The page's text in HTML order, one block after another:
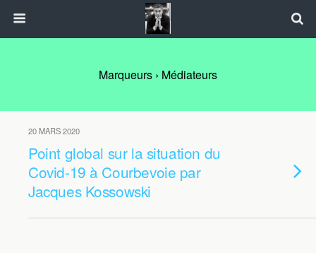
Marqueurs › Médiateurs
20 MARS 2020
Point global sur la situation du
Covid-19 à Courbevoie par
Jacques Kossowski